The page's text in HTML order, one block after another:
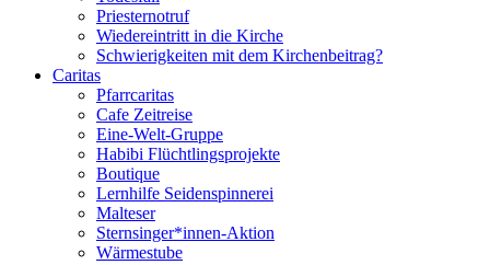
Priesternotruf
Wiedereintritt in die Kirche
Schwierigkeiten mit dem Kirchenbeitrag?
Caritas
Pfarrcaritas
Cafe Zeitreise
Eine-Welt-Gruppe
Habibi Flüchtlingsprojekte
Boutique
Lernhilfe Seidenspinnerei
Malteser
Sternsinger*innen-Aktion
Wärmestube